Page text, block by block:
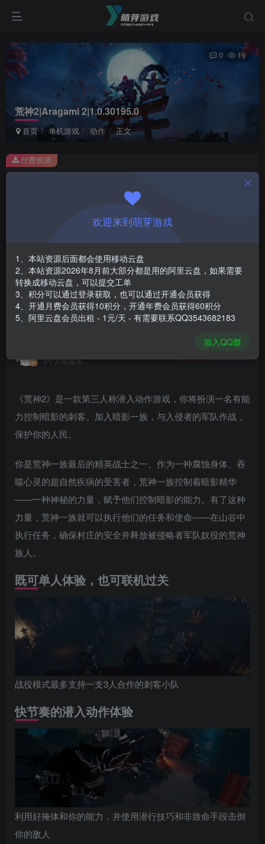
荒神2|Aragami 2|1.0.30195.0
首页 单机游戏 动作 正文
0 19
此内容为付费资源，请付费后查看
￥1
免费
登录购买
安装包大小
游戏本体大小
8.77 GB
付费资源
9个月前发布
《荒神2》是一款第三人称潜入动作游戏，你将扮演一名有能
力控制暗影的刺客。加入暗影一族，与入侵者的军队作战，
保护你的人民。
你是荒神一族最后的精英战士之一。作为一种腐蚀身体、吞
噬心灵的超自然疾病的受害者，荒神一族控制着暗影精华
——一种神秘的力量，赋予他们控制暗影的能力。有了这种
力量，荒神一族就可以执行他们的任务和使命——在山谷中
执行任务，确保村庄的安全并释放被侵略者军队奴役的荒神
族人。
既可单人体验，也可联机过关
战役模式最多支持一支3人合作的刺客小队
快节奏的潜入动作体验
利用好掩体和你的能力，并使用潜行技巧和非致命手段击倒
你的敌人
欢迎来到萌芽游戏
1、本站资源后面都会使用移动云盘
2、本站资源2026年8月前大部分都是用的阿里云盘，如果需要
转换成移动云盘，可以提交工单
3、积分可以通过登录获取，也可以通过开通会员获得
4、开通月费会员获得10积分，开通年费会员获得60积分
5、阿里云盘会员出租 - 1元/天 - 有需要联系QQ3543682183
加入QQ群